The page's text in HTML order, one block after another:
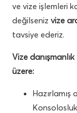
ve vize işlemleri
değilseniz vize
tavsiye ederiz.
Vize
üzere: